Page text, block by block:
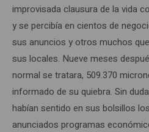
improvisada clausura de la vida
y se percibía en cientos de
sus anuncios y otros muchos
sus locales. Nueve meses
normal se tratara, 509.370
informado de su quiebra. Sin
habían sentido en sus bolsillos
anunciados programas